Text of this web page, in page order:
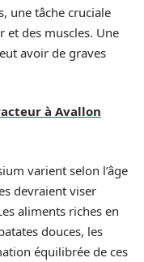
une tâche cruciale
des muscles. Une
avoir de graves
à Avallon
varient selon l’âge
devraient viser
aliments riches en
douces, les
équilibrée de ces